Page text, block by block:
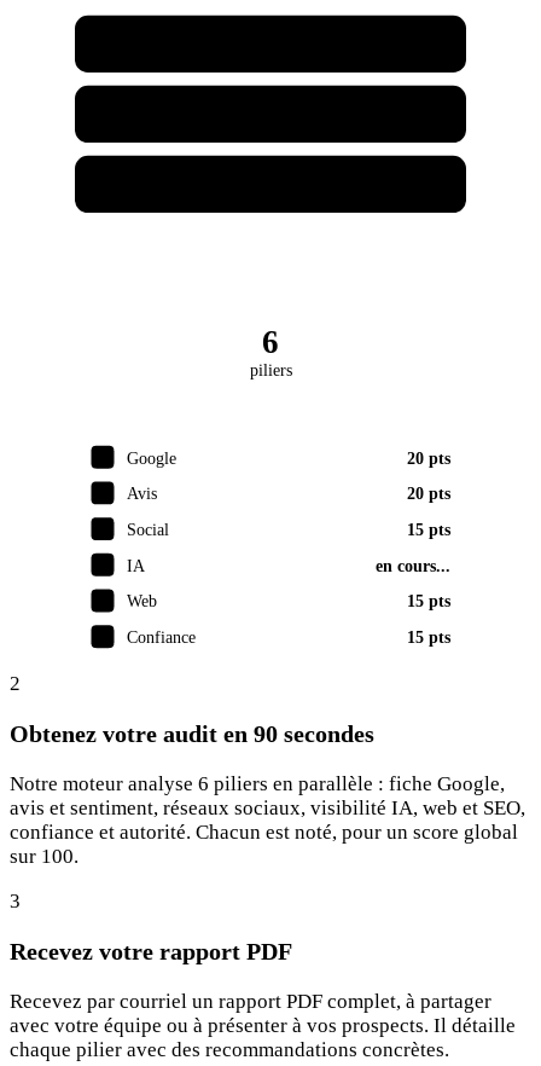
6
piliers
Google
20 pts
Avis
20 pts
Social
15 pts
IA en cours...
Web
15 pts
Confiance
15 pts
2
Obtenez votre audit en 90 secondes
Notre moteur analyse 6 piliers en parallèle : fiche Google,
avis et sentiment, réseaux sociaux, visibilité IA, web et SEO,
confiance et autorité. Chacun est noté, pour un score global
sur 100.
3
Recevez votre rapport PDF
Recevez par courriel un rapport PDF complet, à partager
avec votre équipe ou à présenter à vos prospects. Il détaille
chaque pilier avec des recommandations concrètes.